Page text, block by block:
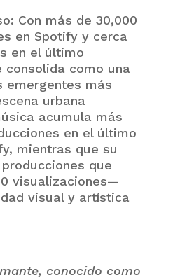
Con más de 30,000
en Spotify y cerca
en el último
consolida como una
emergentes más
urbana
acumula más
en el último
mientras que su
que
visualizaciones—
visual y artística
conocido como